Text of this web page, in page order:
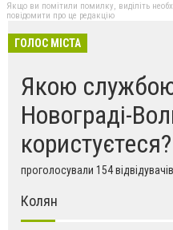
Якщо ви помітили помилку, виділіть
повідомити про це редакцію
ГОЛОС МІСТА
Якою службою
Новограді-
користуєтеся?
проголосували 154 відвідувачів
Колян